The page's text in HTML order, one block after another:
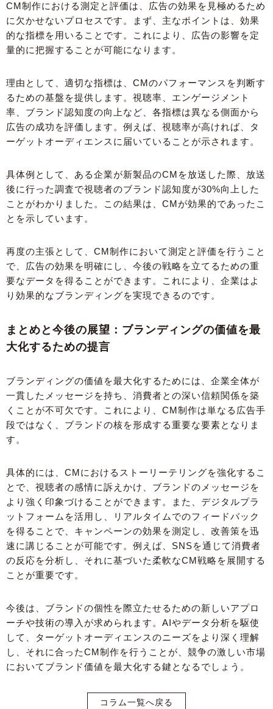
CM制作における測定と評価は、広告の効果を見極めるため
に欠かせないプロセスです。まず、主なポイントは、効果
的な指標を用いることです。これにより、広告の影響を定
量的に把握することが可能になります。
理由として、適切な指標は、CMのパフォーマンスを判断す
るための基盤を提供します。視聴率、エンゲージメント
率、ブランド認知度の向上など、各指標は異なる側面から
広告の成功を評価します。例えば、視聴率が高ければ、タ
ーゲットオーディエンスに届いていることが示されます。
具体例として、ある企業が新製品のCMを放送した際、放送
後に行った調査で視聴者のブランド認知度が30%向上した
ことがわかりました。この結果は、CMが効果的であったこ
とを示しています。
再度の主張として、CM制作において測定と評価を行うこと
で、広告の効果を明確にし、今後の戦略を立てるための重
要なデータを得ることができます。これにより、企業はよ
り効果的なブランディングを実現できるのです。
まとめと今後の展望：ブランディングの価値を最
大化するための提言
ブランディングの価値を最大化するためには、企業全体が
一貫したメッセージを持ち、消費者との深い信頼関係を築
くことが不可欠です。これにより、CM制作は単なる広告手
段ではなく、ブランドの核を形成する重要な要素となりま
す。
具体的には、CMにおけるストーリーテリングを強化するこ
とで、視聴者の感情に訴えかけ、ブランドのメッセージを
より強く印象づけることができます。また、デジタルプラ
ットフォームを活用し、リアルタイムでのフィードバック
を得ることで、キャンペーンの効果を測定し、改善策を迅
速に講じることが可能です。例えば、SNSを通じて消費者
の反応を分析し、それに基づいた柔軟なCM戦略を展開する
ことが重要です。
今後は、ブランドの個性を際立たせるための新しいアプロ
ーチや技術の導入が求められます。AIやデータ分析を駆使
して、ターゲットオーディエンスのニーズをより深く理解
し、それに合ったCM制作を行うことが、競争の激しい市場
においてブランド価値を最大化する鍵となるでしょう。
コラム一覧へ戻る